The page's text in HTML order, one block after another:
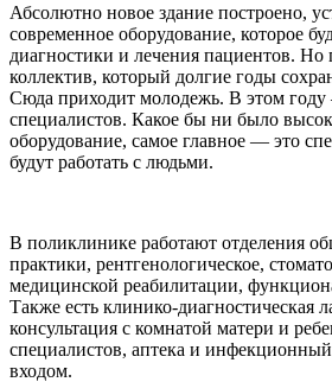
Абсолютно новое здание построено,
современное оборудование, которое
диагностики и лечения пациентов. Но
коллектив, который долгие годы
Сюда приходит молодежь. В этом
специалистов. Какое бы ни было
оборудование, самое главное — это
будут работать с людьми.
В поликлинике работают отделения
практики, рентгенологическое,
медицинской реабилитации,
Также есть клинико-диагностическая
консультация с комнатой матери и
специалистов, аптека и
входом.